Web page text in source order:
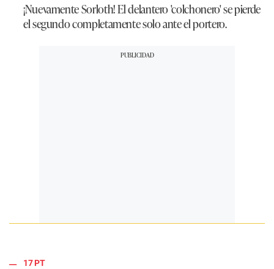
¡Nuevamente Sorloth! El delantero 'colchonero' se pierde
el segundo completamente solo ante el portero.
17 PT